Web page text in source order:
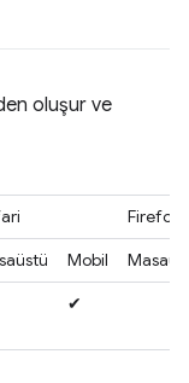
oluşur ve
Firefox
Mobil
✔